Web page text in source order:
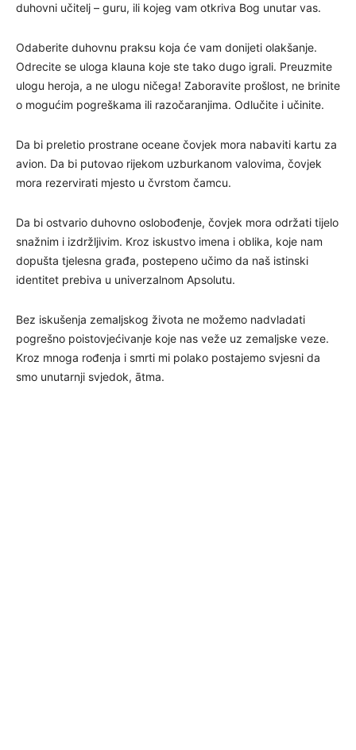
duhovni učitelj – guru, ili kojeg vam otkriva Bog unutar vas.
Odaberite duhovnu praksu koja će vam donijeti olakšanje.
Odrecite se uloga klauna koje ste tako dugo igrali. Preuzmite
ulogu heroja, a ne ulogu ničega! Zaboravite prošlost, ne brinite
o mogućim pogreškama ili razočaranjima. Odlučite i učinite.
Da bi preletio prostrane oceane čovjek mora nabaviti kartu za
avion. Da bi putovao rijekom uzburkanom valovima, čovjek
mora rezervirati mjesto u čvrstom čamcu.
Da bi ostvario duhovno oslobođenje, čovjek mora održati tijelo
snažnim i izdržljivim. Kroz iskustvo imena i oblika, koje nam
dopušta tjelesna građa, postepeno učimo da naš istinski
identitet prebiva u univerzalnom Apsolutu.
Bez iskušenja zemaljskog života ne možemo nadvladati
pogrešno poistovjećivanje koje nas veže uz zemaljske veze.
Kroz mnoga rođenja i smrti mi polako postajemo svjesni da
smo unutarnji svjedok, ātma.